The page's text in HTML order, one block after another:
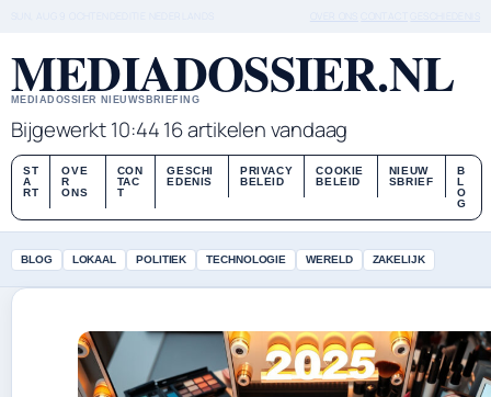
MEDIADOSSIER.NL
MEDIADOSSIER NIEUWSBRIEFING
Bijgewerkt 10:4416 artikelen vandaag
ST
A
RT
OVE
R
ONS
CON
TAC
T
GESCHI
EDENIS
PRIVACY
BELEID
COOKIE
BELEID
NIEUW
SBRIEF
B
L
O
G
BLOG LOKAAL POLITIEK TECHNOLOGIE WERELD ZAKELIJK